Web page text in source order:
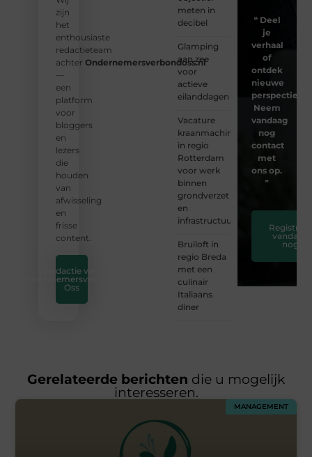
zijn
het
enthousiaste
redactieteam
achter Ondernemersverbondoss.nl
—
een
platform
voor
bloggers
en
lezers
die
houden
van
afwisseling
en
frisse
content.
Redactie van
Ondernemersverbond
Oss
meten in
decibel
Glamping
aan zee
voor
actieve
eilanddagen
Vacature
kraanmachinist
in regio
Rotterdam
voor werk
binnen
grondverzet
en
infrastructuur
Bruiloft in
regio Breda
met een
culinair
Italiaans
diner
❝ Deel
je
verhaal
of
ontdek
nieuwe
Neem
vandaag
nog
contact
met
ons op.
❞
Registreer
vandaag
nog
Gerelateerde berichten die u mogelijk
interesseren.
MANAGEMENT